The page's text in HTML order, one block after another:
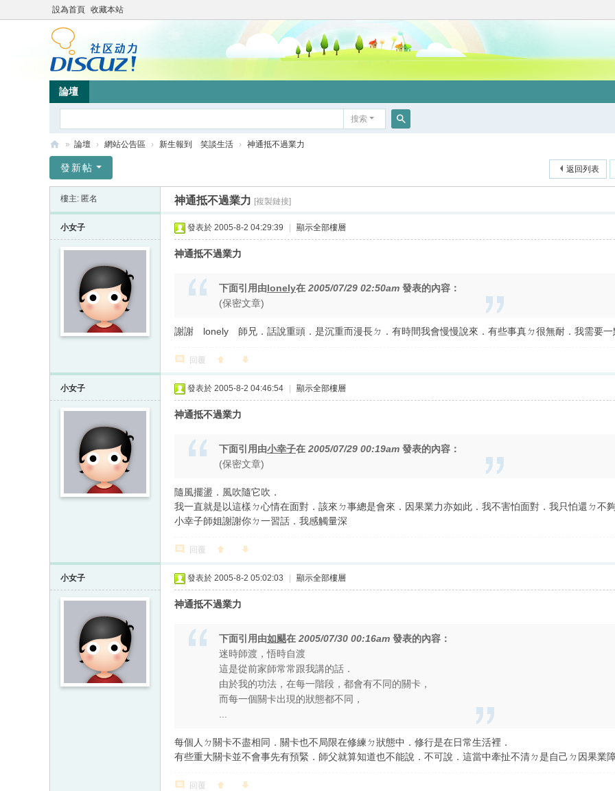
設為首頁 收藏本站
論壇
搜索
竹
» 論壇 › 網站公告區 › 新生報到 笑談生活 › 神通抵不過業力
返回列表
發新帖
樓主: 匿名 神通抵不過業力 [複製鏈接]
小女子 發表於 2005-8-2 04:29:39 顯示全部樓層
神通抵不過業力
下面引用由lonely在 2005/07/29 02:50am 發表的內容：
(保密文章)
謝謝 lonely 師兄．話說重頭．是沉重而漫長ㄉ．有時間我會慢慢說來．有些事真ㄉ很無耐．我需要一
回覆
小女子 發表於 2005-8-2 04:46:54 顯示全部樓層
神通抵不過業力
下面引用由小幸子在 2005/07/29 00:19am 發表的內容：
(保密文章)
隨風擺盪．風吹隨它吹．
我一直就是以這樣ㄉ心情在面對．該來ㄉ事總是會來．因果業力亦如此．我不害怕面對．我只怕還ㄉ不夠
小幸子師姐謝謝你ㄉ一習話．我感觸量深
回覆
小女子 發表於 2005-8-2 05:02:03 顯示全部樓層
神通抵不過業力
下面引用由如颶在 2005/07/30 00:16am 發表的內容：
迷時師渡，悟時自渡
這是從前家師常常跟我講的話．
由於我的功法，在每一階段，都會有不同的關卡，
而每一個關卡出現的狀態都不同，
每個人ㄉ關卡不盡相同．關卡也不局限在修練ㄉ狀態中．修行是在日常生活裡．
有些重大關卡並不會事先有預緊．師父就算知道也不能說．不可說．這當中牽扯不清ㄉ是自己ㄉ因果業
回覆